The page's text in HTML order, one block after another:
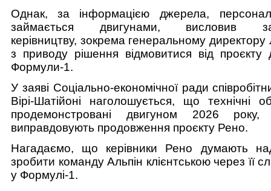
Однак, за інформацією джерела,
займається двигунами, висловив
керівництву, зокрема генеральному
з приводу рішення відмовитися від проєкту
Формули-1.
У заяві Соціально-економічної ради
Вірі-Шатійоні наголошується, що технічні
продемонстровані двигуном 2026
виправдовують продовження проєкту Рено.
Нагадаємо, що керівники Рено думають
зробити команду Альпін клієнтською через її
у Формулі-1.